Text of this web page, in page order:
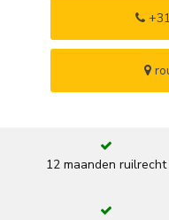
12 maanden ruilrecht